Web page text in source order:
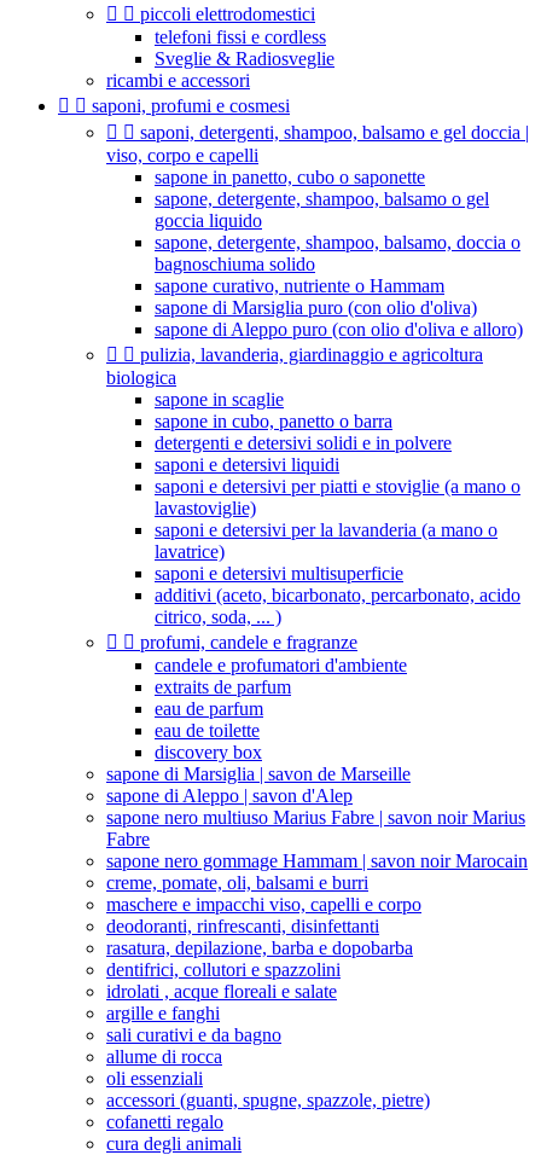
  piccoli elettrodomestici
telefoni fissi e cordless
Sveglie & Radiosveglie
ricambi e accessori
  saponi, profumi e cosmesi
  saponi, detergenti, shampoo, balsamo e gel doccia |
viso, corpo e capelli
sapone in panetto, cubo o saponette
sapone, detergente, shampoo, balsamo o gel
goccia liquido
sapone, detergente, shampoo, balsamo, doccia o
bagnoschiuma solido
sapone curativo, nutriente o Hammam
sapone di Marsiglia puro (con olio d'oliva)
sapone di Aleppo puro (con olio d'oliva e alloro)
  pulizia, lavanderia, giardinaggio e agricoltura
biologica
sapone in scaglie
sapone in cubo, panetto o barra
detergenti e detersivi solidi e in polvere
saponi e detersivi liquidi
saponi e detersivi per piatti e stoviglie (a mano o
lavastoviglie)
saponi e detersivi per la lavanderia (a mano o
lavatrice)
saponi e detersivi multisuperficie
additivi (aceto, bicarbonato, percarbonato, acido
citrico, soda, ... )
  profumi, candele e fragranze
candele e profumatori d'ambiente
extraits de parfum
eau de parfum
eau de toilette
discovery box
sapone di Marsiglia | savon de Marseille
sapone di Aleppo | savon d'Alep
sapone nero multiuso Marius Fabre | savon noir Marius
Fabre
sapone nero gommage Hammam | savon noir Marocain
creme, pomate, oli, balsami e burri
maschere e impacchi viso, capelli e corpo
deodoranti, rinfrescanti, disinfettanti
rasatura, depilazione, barba e dopobarba
dentifrici, collutori e spazzolini
idrolati , acque floreali e salate
argille e fanghi
sali curativi e da bagno
allume di rocca
oli essenziali
accessori (guanti, spugne, spazzole, pietre)
cofanetti regalo
cura degli animali